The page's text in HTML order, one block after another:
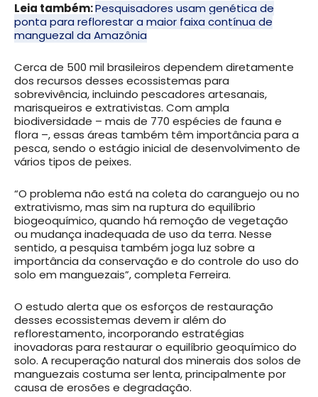
Leia também:Pesquisadores usam genética de
ponta para reflorestar a maior faixa contínua de
manguezal da Amazônia
Cerca de 500 mil brasileiros dependem diretamente
dos recursos desses ecossistemas para
sobrevivência, incluindo pescadores artesanais,
marisqueiros e extrativistas. Com ampla
biodiversidade – mais de 770 espécies de fauna e
flora –, essas áreas também têm importância para a
pesca, sendo o estágio inicial de desenvolvimento de
vários tipos de peixes.
“O problema não está na coleta do caranguejo ou no
extrativismo, mas sim na ruptura do equilíbrio
biogeoquímico, quando há remoção de vegetação
ou mudança inadequada de uso da terra. Nesse
sentido, a pesquisa também joga luz sobre a
importância da conservação e do controle do uso do
solo em manguezais”, completa Ferreira.
O estudo alerta que os esforços de restauração
desses ecossistemas devem ir além do
reflorestamento, incorporando estratégias
inovadoras para restaurar o equilíbrio geoquímico do
solo. A recuperação natural dos minerais dos solos de
manguezais costuma ser lenta, principalmente por
causa de erosões e degradação.